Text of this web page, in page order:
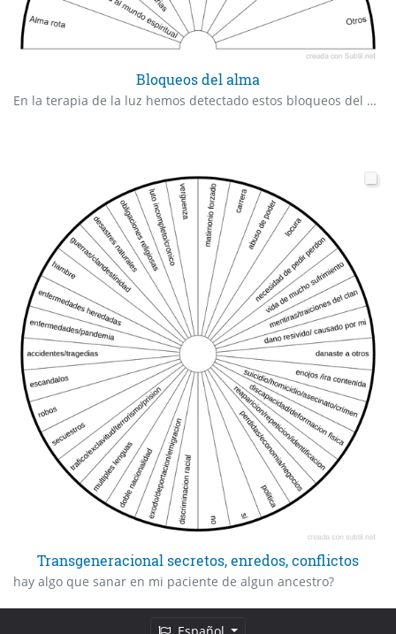
Bloqueos del alma
En la terapia de la luz hemos detectado estos bloqueos del alma fruto de la historia energética personal y familiar. Cada bloqueo requiere un tratamiento específico.
Transgeneracional secretos, enredos, conflictos
hay algo que sanar en mi paciente de algun ancestro?